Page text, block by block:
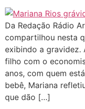
Da Redação Rádio
compartilhou nesta
exibindo a gravidez.
filho com o
anos, com quem
bebê, Mariana
que dão […]